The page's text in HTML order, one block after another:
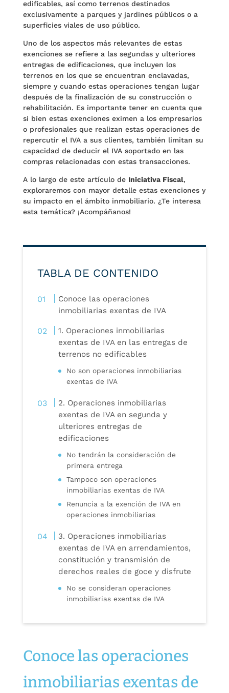
edificables, así como terrenos destinados
exclusivamente a parques y jardines públicos o a
superficies viales de uso público.
Uno de los aspectos más relevantes de estas
exenciones se refiere a las segundas y ulteriores
entregas de edificaciones, que incluyen los
terrenos en los que se encuentran enclavadas,
siempre y cuando estas operaciones tengan lugar
después de la finalización de su construcción o
rehabilitación. Es importante tener en cuenta que
si bien estas exenciones eximen a los empresarios
o profesionales que realizan estas operaciones de
repercutir el IVA a sus clientes, también limitan su
capacidad de deducir el IVA soportado en las
compras relacionadas con estas transacciones.
A lo largo de este artículo de Iniciativa Fiscal,
exploraremos con mayor detalle estas exenciones y
su impacto en el ámbito inmobiliario. ¿Te interesa
esta temática? ¡Acompáñanos!
TABLA DE CONTENIDO
Conoce las operaciones
inmobiliarias exentas de IVA
1. Operaciones inmobiliarias
exentas de IVA en las entregas de
terrenos no edificables
No son operaciones inmobiliarias
exentas de IVA
2. Operaciones inmobiliarias
exentas de IVA en segunda y
ulteriores entregas de
edificaciones
No tendrán la consideración de
primera entrega
Tampoco son operaciones
inmobiliarias exentas de IVA
Renuncia a la exención de IVA en
operaciones inmobiliarias
3. Operaciones inmobiliarias
exentas de IVA en arrendamientos,
constitución y transmisión de
derechos reales de goce y disfrute
No se consideran operaciones
inmobiliarias exentas de IVA
Conoce las operaciones
inmobiliarias exentas de